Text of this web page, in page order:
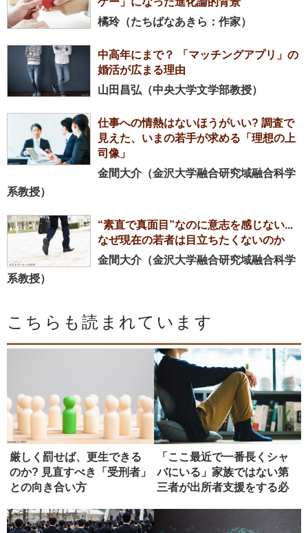
橘玲（たちばなあきら：作家）
中高年にまで？ 「マッチングアプリ」の
婚活が広まる理由
山田昌弘（中央大学文学部教授）
仕事への情熱はないほうがいい? 調査で
見えた、いまの若手が求める「理想の上
司像」
金間大介（金沢大学融合研究域融合科学
系教授）
“素直で真面目”なのに意志を感じない...
なぜ現在の若者は目立ちたくないのか
金間大介（金沢大学融合研究域融合科学
系教授）
こちらも読まれています
厳しく罰せば、更生できる
のか? 見直すべき「受刑者」
との向き合い方
「ここ最近で一番長くシャ
バにいる」家族ではない第
三者が出所者支援をする必